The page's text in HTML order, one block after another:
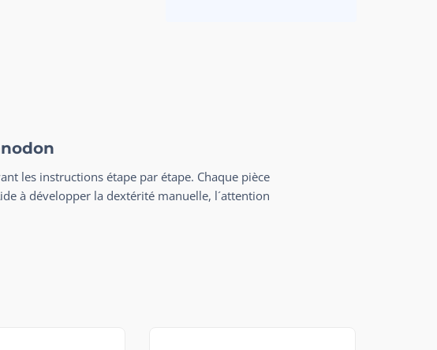
les instructions étape par étape. Chaque pièce
à développer la dextérité manuelle, l´attention